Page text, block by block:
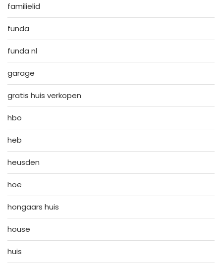
familielid
funda
funda nl
garage
gratis huis verkopen
hbo
heb
heusden
hoe
hongaars huis
house
huis